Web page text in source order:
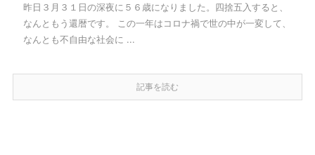
昨日３月３１日の深夜に５６歳になりました。四捨五入すると、
なんともう還暦です。 この一年はコロナ禍で世の中が一変して、
なんとも不自由な社会に ...
記事を読む